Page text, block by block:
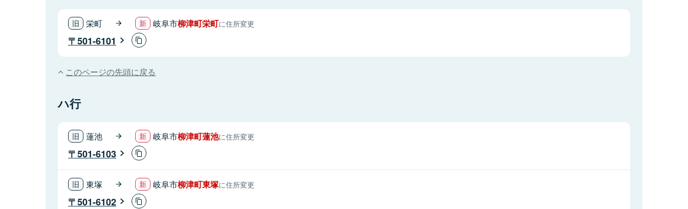
栄町 岐阜市柳津町栄町に住所変更
501-6101
このページの先頭に戻る
ハ行
蓮池 岐阜市柳津町蓮池に住所変更
501-6103
東塚 岐阜市柳津町東塚に住所変更
501-6102